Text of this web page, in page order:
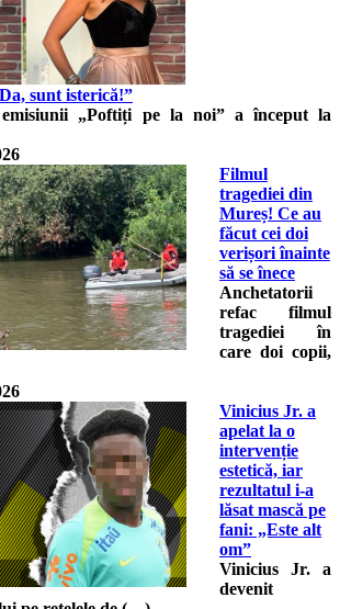
sunt isterică!”
„Poftiți pe la noi” a început la
Filmul
tragediei din
Mureș! Ce au
făcut cei doi
verișori înainte
să se înece
Anchetatorii
refac filmul
tragediei în
care doi copii,
Vinicius Jr. a
apelat la o
intervenție
estetică, iar
rezultatul i-a
lăsat mască pe
fani: „Este alt
om”
Vinicius Jr. a
devenit